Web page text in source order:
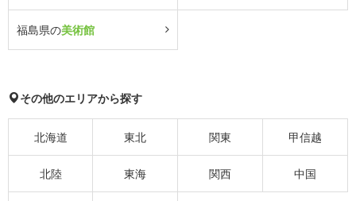
福島県の美術館
その他のエリアから探す
北海道 東北 関東 甲信越
北陸 東海 関西 中国